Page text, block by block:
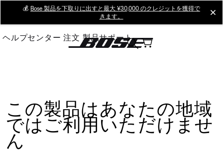
Main
💰 Bose 製品を下取りに出すと最大 ¥30,000 のクレジットを獲得で
きます。
ヘルプセンター 注文 製品サポート
この製品はあなたの地域
ではご利用いただけませ
ん